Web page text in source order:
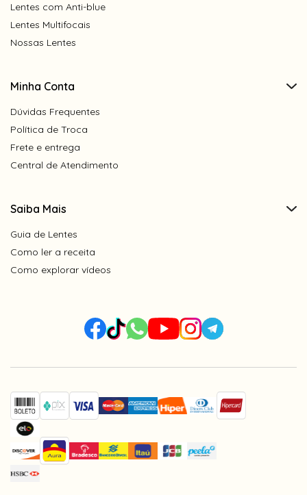
Lentes com Anti-blue
Lentes Multifocais
Nossas Lentes
Minha Conta
Dúvidas Frequentes
Política de Troca
Frete e entrega
Central de Atendimento
Saiba Mais
Guia de Lentes
Como ler a receita
Como explorar vídeos